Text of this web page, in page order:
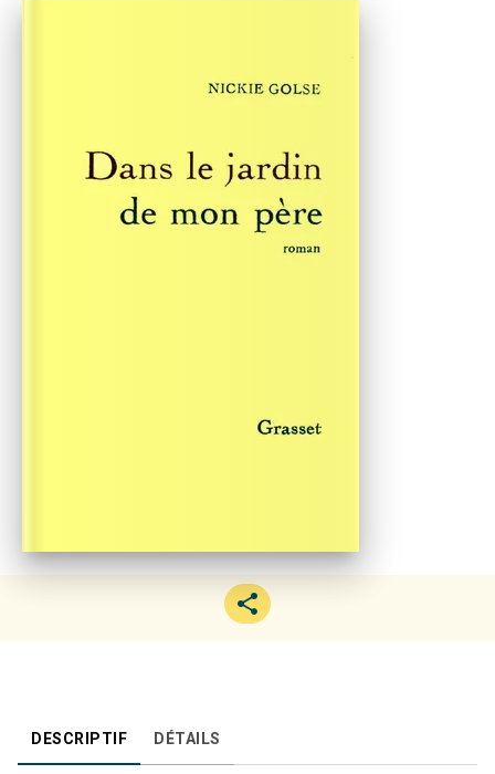
DESCRIPTIF DÉTAILS